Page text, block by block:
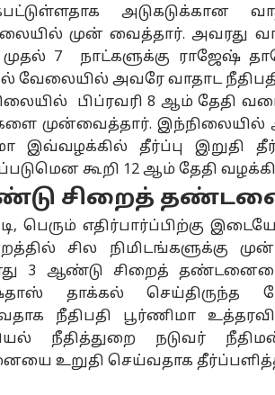
அடுகடுக்கான
முன் வைத்தார். அவரது
7 நாட்களுக்கு ராஜேஷ்
அவரே வாதாட நீதிபதி
பிப்ரவரி 8 ஆம் தேதி
முன்வைத்தார். இந்நிலையில்
இவ்வழக்கில் தீர்ப்பு இறுதி
கூறி 12 ஆம் தேதி
சிறைத்
பெரும் எதிர்பார்ப்பிற்கு
சில நிமிடங்களுக்கு
3 ஆண்டு சிறைத் தண்டனையை
தாக்கல் செய்திருந்த
நீதிபதி பூர்ணிமா
நீதித்துறை நடுவர்
உறுதி செய்வதாக